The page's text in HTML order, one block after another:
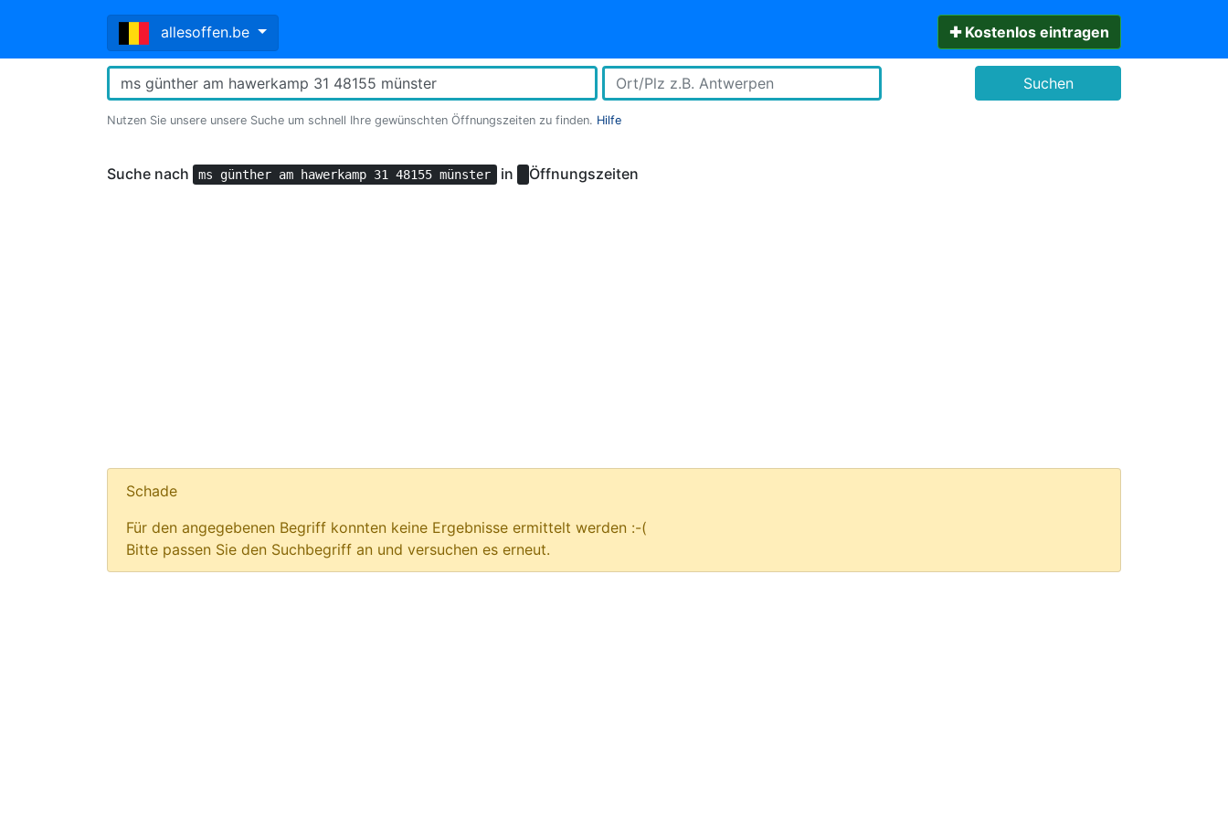
allesoffen.be ✚ Kostenlos eintragen
Nutzen Sie unsere unsere Suche um schnell Ihre gewünschten Öffnungszeiten zu finden. Hilfe
Suchen
Suche nach ms günther am hawerkamp 31 48155 münster in Öffnungszeiten
Schade
Für den angegebenen Begriff konnten keine Ergebnisse ermittelt werden :-(
Bitte passen Sie den Suchbegriff an und versuchen es erneut.